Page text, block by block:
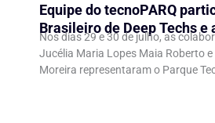
Equipe do tecnoPARQ
Brasileiro de Deep Techs e
debates sobre políticas
científica
Nos dias 29 e 30 de julho, as
Jucélia Maria Lopes Maia Roberto
Moreira representaram o Parque